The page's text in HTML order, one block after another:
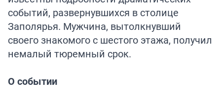
событий, развернувшихся в столице
Заполярья. Мужчина, вытолкнувший
своего знакомого с шестого этажа, получил
немалый тюремный срок.
О событии